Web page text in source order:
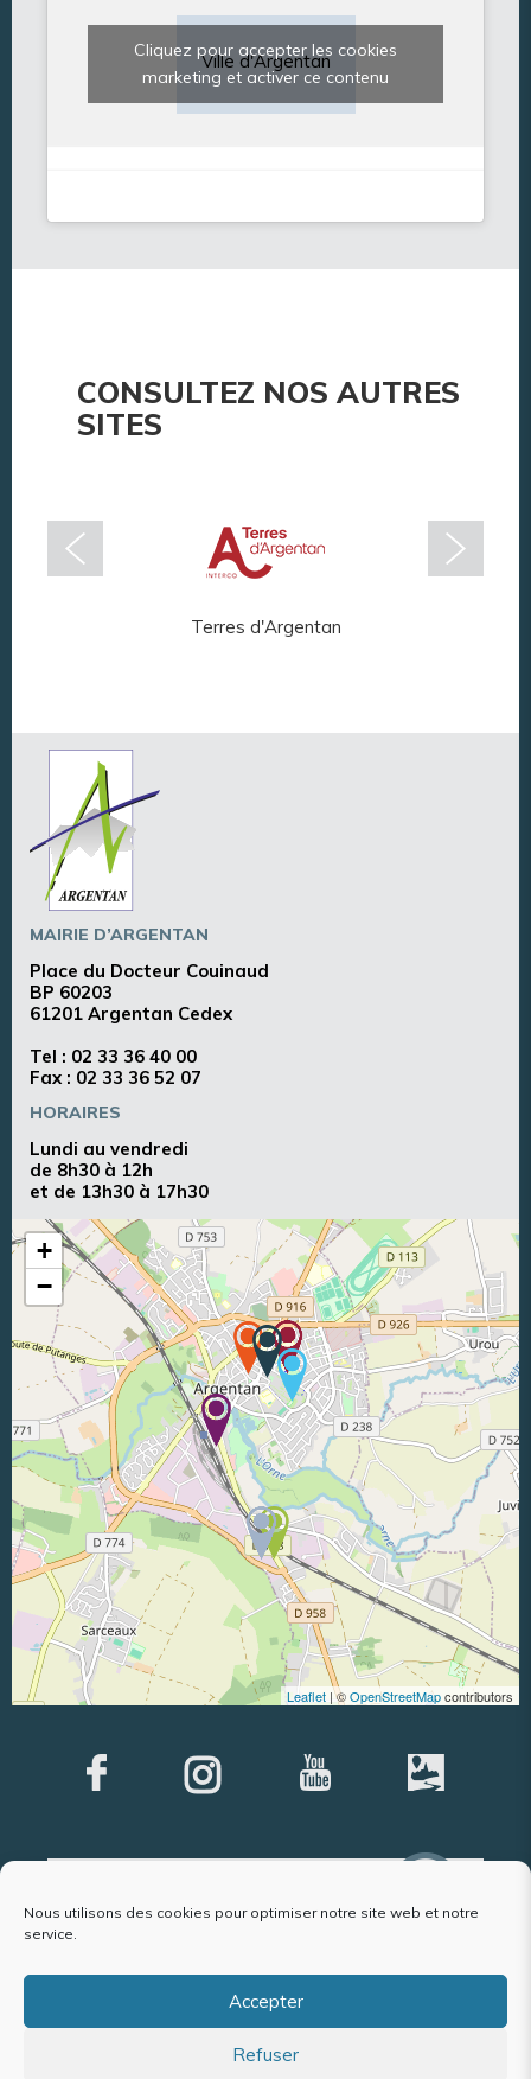
Nous utilisons des cookies pour optimiser notre site web et notre
service.
Accepter
Refuser
Ville d'Argentan
Cliquez pour accepter les cookies
marketing et activer ce contenu
CONSULTEZ NOS AUTRES
SITES
Terres d'Argentan
MAIRIE D’ARGENTAN
Place du Docteur Couinaud
BP 60203
61201 Argentan Cedex
Tel : 02 33 36 40 00
Fax : 02 33 36 52 07
HORAIRES
Lundi au vendredi
de 8h30 à 12h
et de 13h30 à 17h30
+
−
Leaflet | ©OpenStreetMapcontributors
JE M’INSCRIS
À LA NEWSLETTER